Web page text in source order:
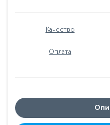
Качество
Оплата